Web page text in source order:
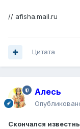
// afisha.mail.ru
Цитата
Алесь
Скончался